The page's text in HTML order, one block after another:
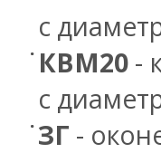
с
КВМ20 -
с
ЗГ -